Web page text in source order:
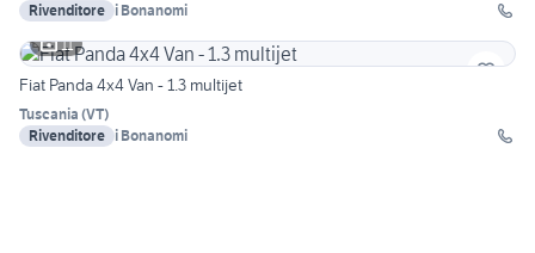
Rivenditore i Bonanomi
11
Fiat Panda 4x4 Van - 1.3 multijet
Tuscania (VT)
Rivenditore i Bonanomi